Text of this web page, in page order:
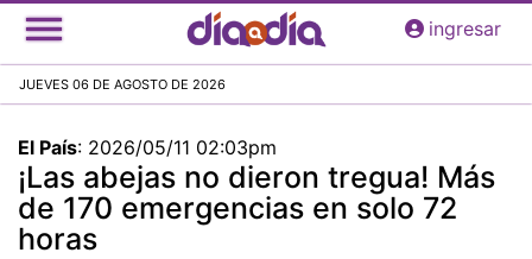
Pasar
al
principal
ingresar
JUEVES 06 DE AGOSTO DE 2026
El País: 2026/05/11 02:03pm
¡Las abejas no dieron tregua! Más
de 170 emergencias en solo 72
horas